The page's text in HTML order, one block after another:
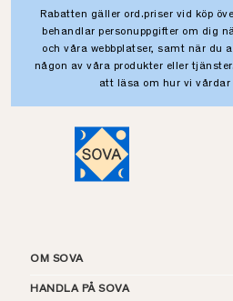
Rabatten gäller ord.priser vid köp
behandlar personuppgifter om dig
och våra webbplatser, samt när du
någon av våra produkter eller
att läsa om hur vi vårdar
OM SOVA
HANDLA PÅ SOVA